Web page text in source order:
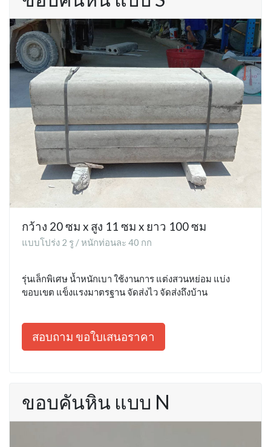
กว้าง 20 ซม x สูง 11 ซม x ยาว 100 ซม
แบบโปร่ง 2 รู / หนักท่อนละ 40 กก
รุ่นเล็กพิเศษ น้ำหนักเบา ใช้งานการ แต่งสวนหย่อม แบ่ง
ขอบเขต แข็งแรงมาตรฐาน จัดส่งไว จัดส่งถึงบ้าน
สอบถาม ขอใบเสนอราคา
ขอบคันหิน แบบ N